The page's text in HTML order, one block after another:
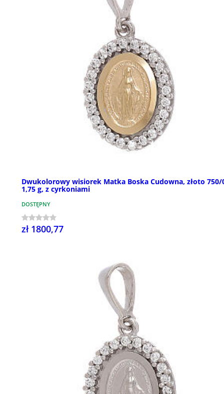
Dwukolorowy wisiorek Matka Boska Cudowna, złoto 750/
1,75 g, z cyrkoniami
DOSTĘPNY
zł 1800,77